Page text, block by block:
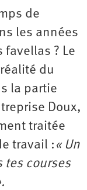
de
les années
favellas ? Le
du
la partie
Doux,
traitée
travail : « Un
tes courses